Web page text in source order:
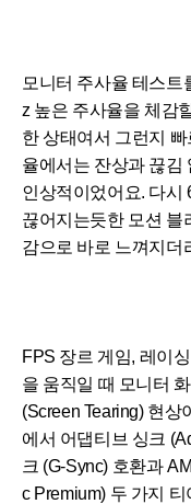
모니터 주사율 테스트
z 높은 주사율을 체감
한 상태여서 그런지
율에서는 잔상과 끊김
인상적이었어요. 다시
끊어지는듯한 모션 블
감으로 바로 느껴지더
FPS 장르 게임, 레이
을 움직일 때 모니터
(Screen Tearing) 현상
에서 어댑티브 싱크
크 (G-Sync) 호환과
c Premium) 두 가지